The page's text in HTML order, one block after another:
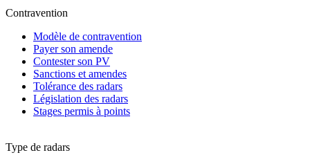
Contravention
Modèle de contravention
Payer son amende
Contester son PV
Sanctions et amendes
Tolérance des radars
Législation des radars
Stages permis à points
Type de radars